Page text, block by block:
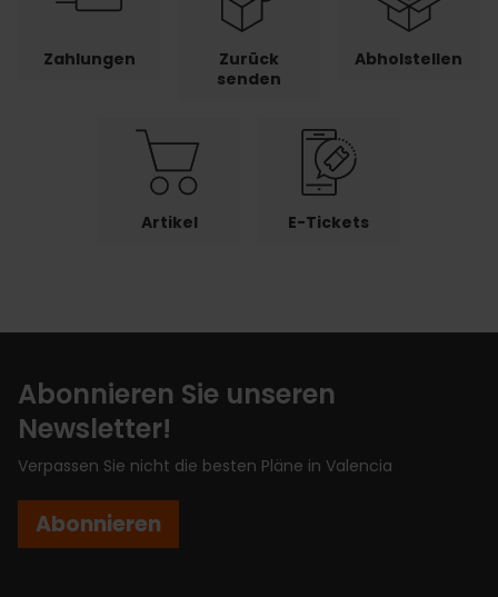
Zahlungen
Zurück
senden
Abholstellen
Artikel E-Tickets
Abonnieren Sie unseren
Newsletter!
Verpassen Sie nicht die besten Pläne in Valencia
Abonnieren